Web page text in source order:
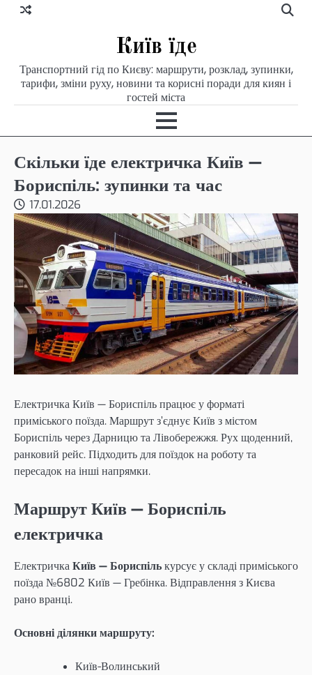
Київ їде
Транспортний гід по Києву: маршрути, розклад, зупинки,
тарифи, зміни руху, новини та корисні поради для киян і
гостей міста
Скільки їде електричка Київ —
Бориспіль: зупинки та час
17.01.2026
Електричка Київ — Бориспіль працює у форматі
приміського поїзда. Маршрут з’єднує Київ з містом
Бориспіль через Дарницю та Лівобережжя. Рух щоденний,
ранковий рейс. Підходить для поїздок на роботу та
пересадок на інші напрямки.
Маршрут Київ — Бориспіль
електричка
ЕлектричкаКиїв — Бориспількурсує у складі приміського
поїзда №6802 Київ — Гребінка. Відправлення з Києва
рано вранці.
Основні ділянки маршруту:
Київ-Волинський